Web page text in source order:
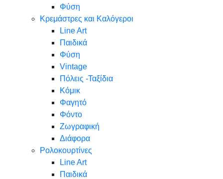
Φύση
Κρεμάστρες και Καλόγεροι
Line Art
Παιδικά
Φύση
Vintage
Πόλεις -Ταξίδια
Κόμικ
Φαγητό
Φόντο
Ζωγραφική
Διάφορα
Ρολοκουρτίνες
Line Art
Παιδικά